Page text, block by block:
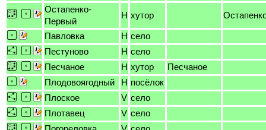
Остапенко-
Первый
H хутор
Павловка H село
Пестуново
H село
Песчаное
H хутор
Песчаное
Плодовоягодный
H посёлок
Плоское
V село
Плотавец
V село